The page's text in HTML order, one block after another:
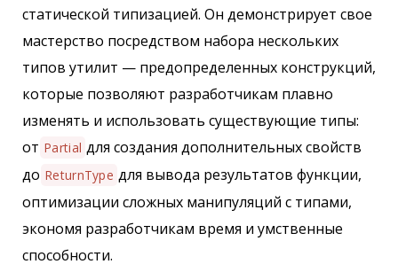
статической типизацией. Он демонстрирует свое
мастерство посредством набора нескольких
типов утилит — предопределенных конструкций,
которые позволяют разработчикам плавно
изменять и использовать существующие типы:
от Partial для создания дополнительных свойств
до ReturnType для вывода результатов функции,
оптимизации сложных манипуляций с типами,
экономя разработчикам время и умственные
способности.